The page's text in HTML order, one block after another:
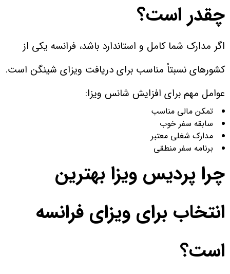
چقدر است؟
اگر مدارک شما کامل و استاندارد باشد، فرانسه یکی از
کشورهای نسبتاً مناسب برای دریافت ویزای شینگن است.
عوامل مهم برای افزایش شانس ویزا:
تمکن مالی مناسب
سابقه سفر خوب
مدارک شغلی معتبر
برنامه سفر منطقی
چرا پردیس ویزا بهترین
انتخاب برای ویزای فرانسه
است؟